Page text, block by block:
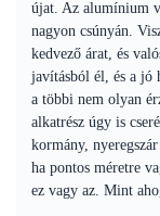
újat. Az alumínium
nagyon csúnyán.
kedvező árat, és
javításból él, és a jó
a többi nem olyan
alkatrész úgy is
kormány,
ha pontos méretre
ez vagy az. Mint